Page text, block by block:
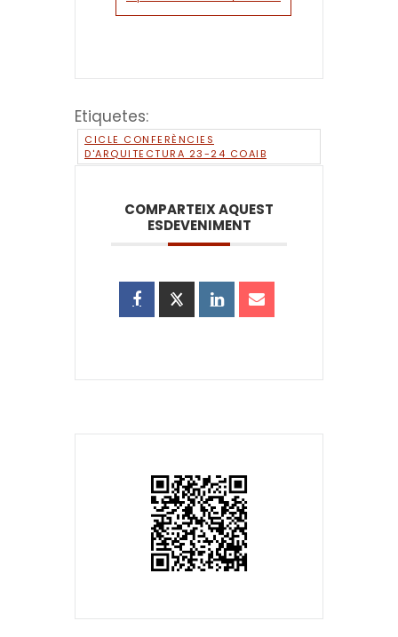
Etiquetes:
CICLE CONFERÈNCIES
D'ARQUITECTURA 23-24 COAIB
COMPARTEIX AQUEST
ESDEVENIMENT